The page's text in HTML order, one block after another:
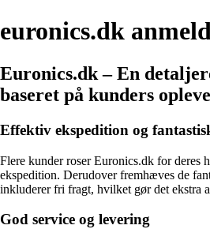
euronics.dk
Euronics.dk – En
baseret på kunders
Effektiv ekspedition og
Flere kunder roser Euronics.dk for deres
ekspedition. Derudover fremhæves de
inkluderer fri fragt, hvilket gør det ekstra
God service og levering